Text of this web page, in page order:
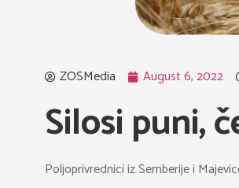
ZOSMedia August 6, 2022
Silosi puni,
Poljoprivrednici iz Semberije i